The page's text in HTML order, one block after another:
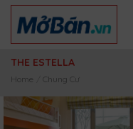
Skip
content
THE ESTELLA
Home Chung Cư